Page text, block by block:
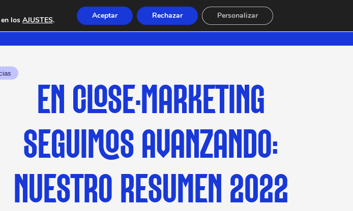
EN CLOSE·MARKETING
SEGUIMOS AVANZANDO:
NUESTRO RESUMEN 2022
los AJUSTES. Aceptar Rechazar Personalizar